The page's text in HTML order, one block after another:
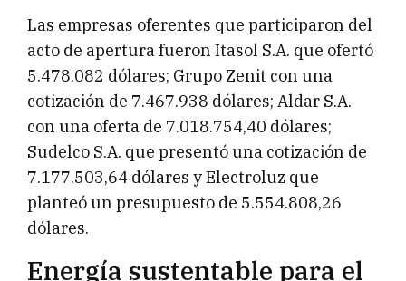
Las empresas oferentes que participaron del
acto de apertura fueron Itasol S.A. que ofertó
5.478.082 dólares; Grupo Zenit con una
cotización de 7.467.938 dólares; Aldar S.A.
con una oferta de 7.018.754,40 dólares;
Sudelco S.A. que presentó una cotización de
7.177.503,64 dólares y Electroluz que
planteó un presupuesto de 5.554.808,26
dólares.
Energía sustentable para el